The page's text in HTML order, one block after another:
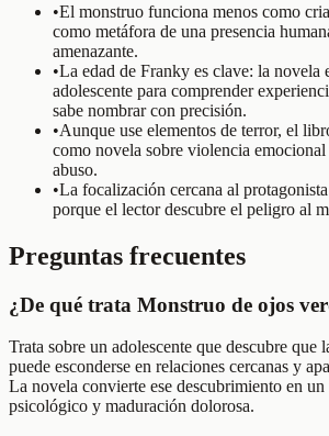
•El monstruo funciona menos como
como metáfora de una presencia
amenazante.
•La edad de Franky es clave: la novela
adolescente para comprender
sabe nombrar con precisión.
•Aunque use elementos de terror, el
como novela sobre violencia
abuso.
•La focalización cercana al
porque el lector descubre el peligro al
Preguntas frecuentes
¿De qué trata Monstruo de ojos
Trata sobre un adolescente que descubre que
puede esconderse en relaciones cercanas y
La novela convierte ese descubrimiento en
psicológico y maduración dolorosa.